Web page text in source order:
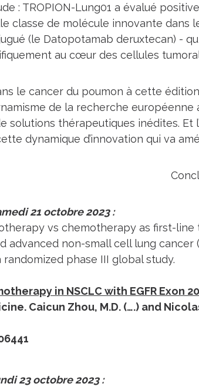
: TROPION-Lung01 a évalué
classe de molécule innovante dans
(le Datopotamab deruxtecan) -
au cœur des cellules
le cancer du poumon à cette
de la recherche européenne
solutions thérapeutiques inédites. Et
dynamique d’innovation qui va
21 octobre 2023 :
vs chemotherapy as first-line
advanced non-small cell lung cancer
randomized phase III global study.
in NSCLC with EGFR Exon
Caicun Zhou, M.D. (….) and
23 octobre 2023 :